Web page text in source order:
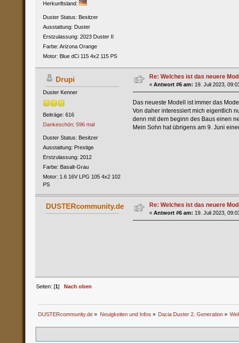
Herkunftsland:
Duster Status: Besitzer
Ausstattung: Duster
Erstzulassung: 2023 Duster II
Farbe: Arizona Orange
Motor: Blue dCi 115 4x2 115 PS
Drupi
Duster Kenner
Beiträge: 616
Dankeschön: 596 mal
Duster Status: Besitzer
Ausstattung: Prestige
Erstzulassung: 2012
Farbe: Basalt-Grau
Motor: 1.6 16V LPG 105 4x2 102
PS
Re: Welches ist das neuere
« Antwort #6 am: 19. Juli 2023,
Das neueste Modell ist immer das
Von daher interessiert mich eigentlich
denn mit dem beginn des Baus einen
Mein Sohn hat übrigens am 9. Juni
DUSTERcommunity.de Re: Welches ist das neuere
« Antwort #6 am: 19. Juli 2023,
Seiten: [1]Nach oben
DUSTERcommunity.de » Neuigkeiten und Infos » Dacia Duster 2. Generation»